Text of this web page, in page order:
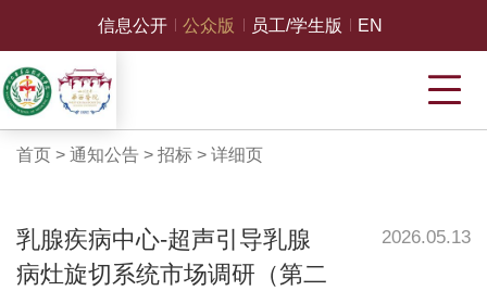
信息公开 公众版 员工/学生版 EN
首页 > 通知公告> 招标> 详细页
乳腺疾病中心-超声引导乳腺
病灶旋切系统市场调研（第二
2026.05.13